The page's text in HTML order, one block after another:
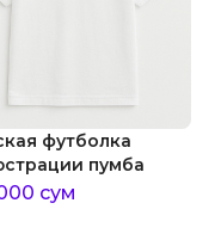
футболка
пумба
сум